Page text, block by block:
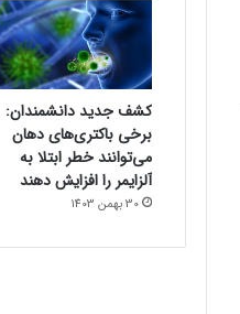
کشف جدید دانشمندان:
برخی باکتری‌های دهان
می‌توانند خطر ابتلا به
آلزایمر را افزایش دهند
30 بهمن 1403